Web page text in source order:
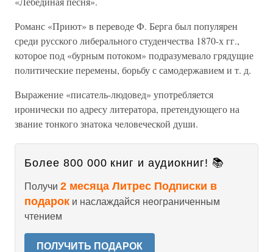
Романс «Приют» в переводе Ф. Берга был популярен
среди русского либерального студенчества 1870-х гг.,
которое под «бурным потоком» подразумевало грядущие
политические перемены, борьбу с самодержавием и т. д.
Выражение «писатель-людовед» употребляется
иронически по адресу литератора, претендующего на
звание тонкого знатока человеческой души.
Более 800 000 книг и аудиокниг! 📚
Получи 2 месяца Литрес Подписки в
подарок и наслаждайся неограниченным
чтением
ПОЛУЧИТЬ ПОДАРОК